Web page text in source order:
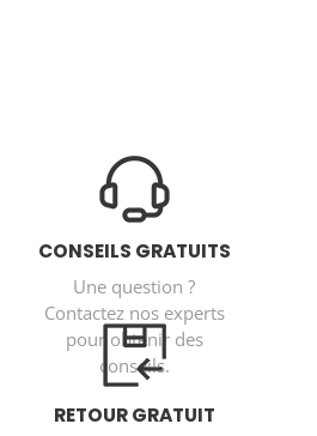
CONSEILS GRATUITS
Une question ?
Contactez nos experts
pour obtenir des
conseils.
RETOUR GRATUIT